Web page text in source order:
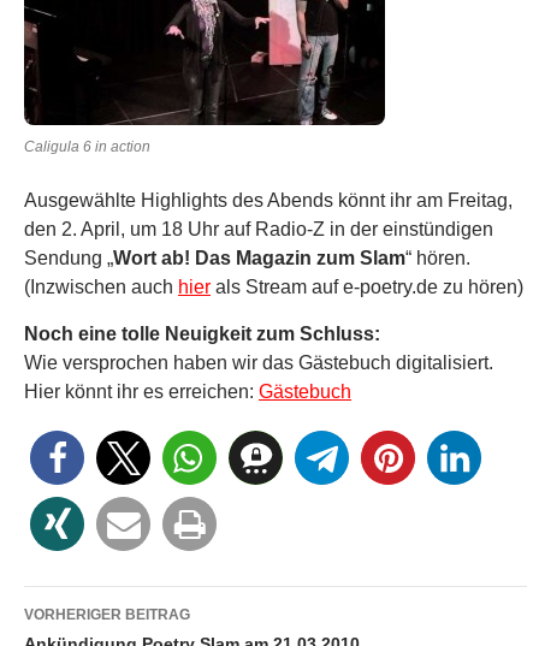
Caligula 6 in action
Ausgewählte Highlights des Abends könnt ihr am Freitag,
den 2. April, um 18 Uhr auf Radio-Z in der einstündigen
Sendung „Wort ab! Das Magazin zum Slam“ hören.
(Inzwischen auch hier als Stream auf e-poetry.de zu hören)
Noch eine tolle Neuigkeit zum Schluss:
Wie versprochen haben wir das Gästebuch digitalisiert.
Hier könnt ihr es erreichen: Gästebuch
Beitragsnavigation
VORHERIGER BEITRAG